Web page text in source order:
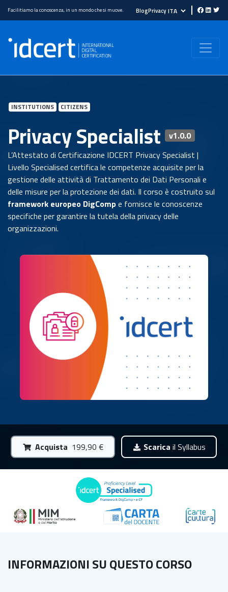
Facilitiamo la conoscenza, in un mondo che si muove. BlogPrivacy
INSTITUTIONS CITIZENS
Privacy Specialist
v1.0.0
L’Attestato di Certificazione IDCERT Privacy Specialist |
Livello Specialised certifica le competenze acquisite per la
gestione delle attività di Trattamento dei Dati Personali e
delle misure per la protezione dei dati. Il corso è costruito sul
framework europeo DigCompe fornisce le conoscenze
specifiche per garantire la tutela della privacy delle
organizzazioni.
Acquista 199,90 € Scarica il Syllabus
INFORMAZIONI SU QUESTO CORSO